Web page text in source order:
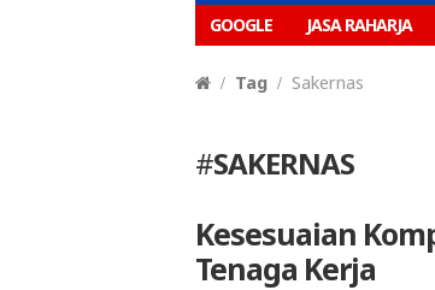
GOOGLE JASA RAHARJA
Tag Sakernas
#SAKERNAS
Kesesuaian
Tenaga Kerja